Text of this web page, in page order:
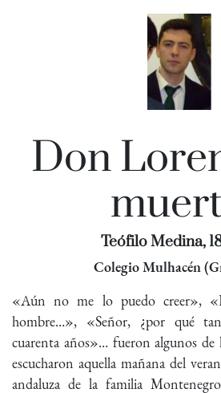
Don
Teófilo Medina,
Colegio Mulhacén
«Aún no me lo puedo creer»,
hombre…», «Señor, ¿por qué
cuarenta años»… fueron algunos de
escucharon aquella mañana del
andaluza de la familia